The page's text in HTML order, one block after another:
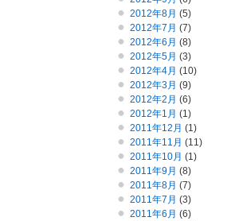
2012年8月 (5)
2012年7月 (7)
2012年6月 (8)
2012年5月 (3)
2012年4月 (10)
2012年3月 (9)
2012年2月 (6)
2012年1月 (1)
2011年12月 (1)
2011年11月 (11)
2011年10月 (1)
2011年9月 (8)
2011年8月 (7)
2011年7月 (3)
2011年6月 (6)